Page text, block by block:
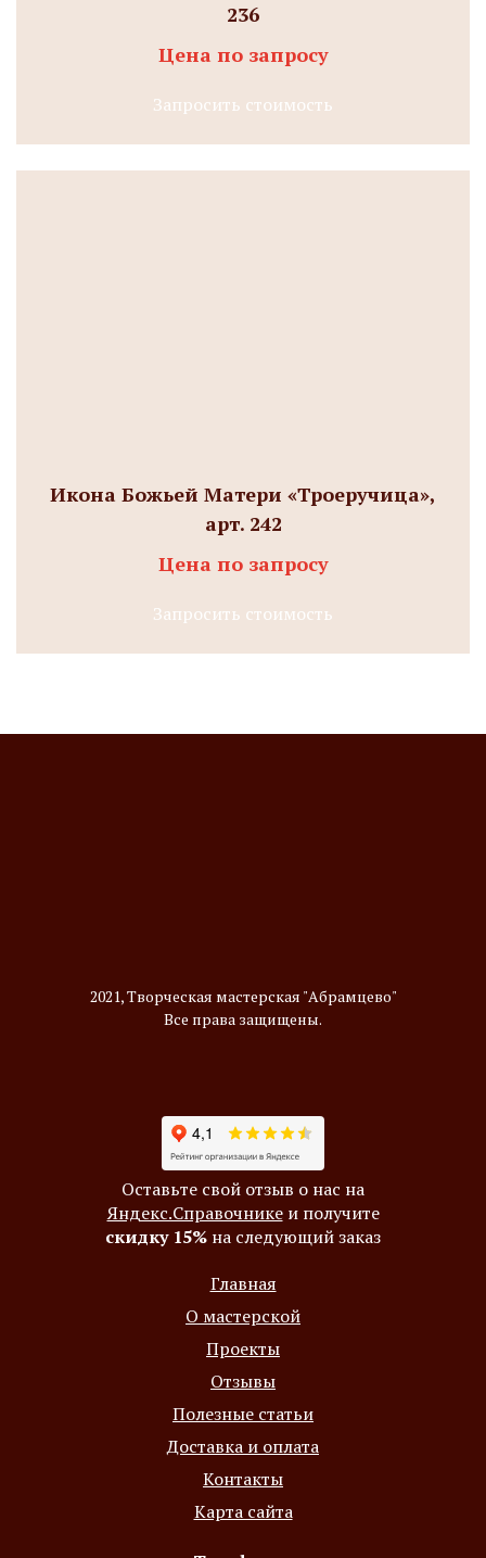
236
Цена по запросу
Запросить стоимость
Икона Божьей Матери «Троеручица»,
арт. 242
Цена по запросу
Запросить стоимость
2021, Творческая мастерская "Абрамцево"
Все права защищены.
Оставьте свой отзыв о нас на
Яндекс.Справочникеи получите
скидку 15% на следующий заказ
Главная
О мастерской
Проекты
Отзывы
Полезные статьи
Доставка и оплата
Контакты
Карта сайта